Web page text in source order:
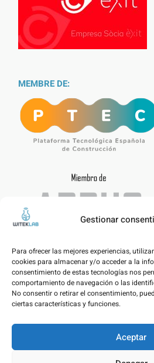
Gestionar
Para ofrecer las mejores experiencias,
cookies para almacenar y/o acceder a la
consentimiento de estas tecnologías nos
comportamiento de navegación o las
No consentir o retirar el consentimiento,
ciertas características y funciones.
Aceptar
MEMBRE DE:
Avís legal – Política de